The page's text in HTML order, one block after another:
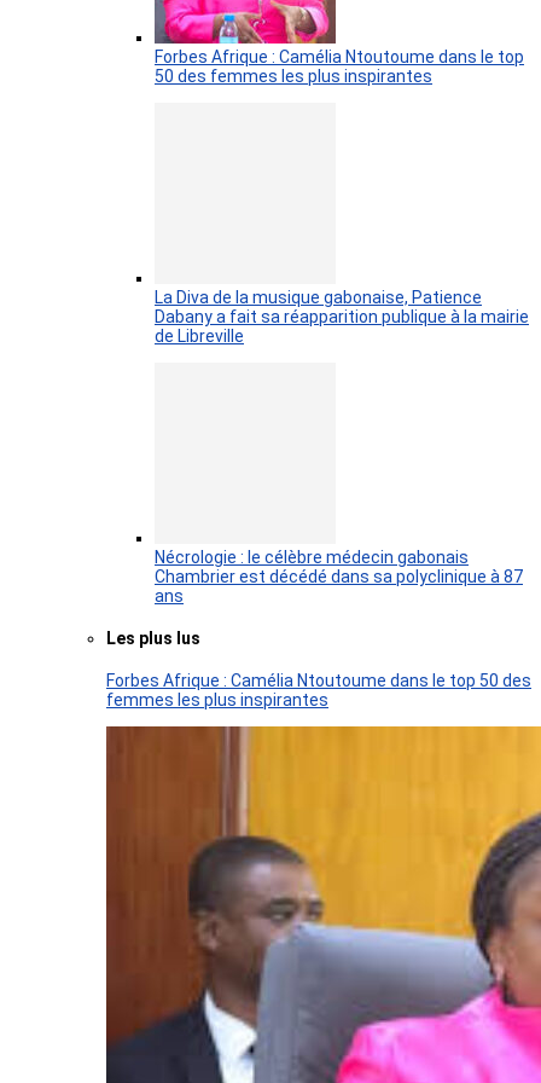
Forbes Afrique : Camélia Ntoutoume dans le top
50 des femmes les plus inspirantes
La Diva de la musique gabonaise, Patience
Dabany a fait sa réapparition publique à la mairie
de Libreville
Nécrologie : le célèbre médecin gabonais
Chambrier est décédé dans sa polyclinique à 87
ans
Les plus lus
Forbes Afrique : Camélia Ntoutoume dans le top 50 des
femmes les plus inspirantes